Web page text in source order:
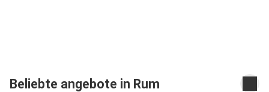
Beliebte angebote in Rum